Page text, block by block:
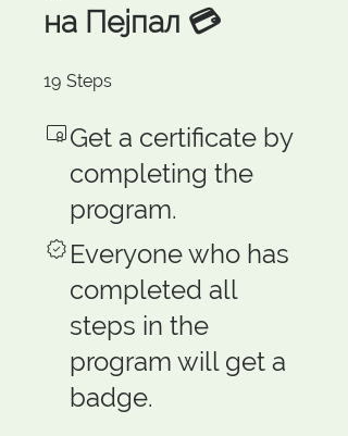
на Пејпал 💳
19 Steps
Get a certificate by
completing the
program.
Everyone who has
completed all
steps in the
program will get a
badge.